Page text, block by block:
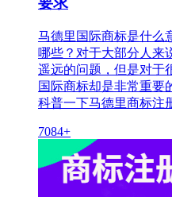
马德里国际商标是什么
哪些？对于大部分人来
遥远的问题，但是对于
国际商标却是非常重要
科普一下马德里商标注
7084+